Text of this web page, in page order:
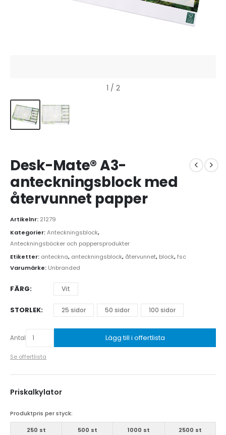
1 / 2
Desk-Mate® A3-
anteckningsblock med
återvunnet papper
Artikelnr: 21279
Kategorier:Anteckningsblock,
Anteckningsböcker och pappersprodukter
Etiketter: anteckna, anteckningsblock, återvunnet, block,fsc
Varumärke: Unbranded
FÄRG Vit
STORLEK 25 sidor 50 sidor 100 sidor
Antal Lägg till i offertlista
Se offertlista
Priskalkylator
Produktpris per styck:
250 st 500 st 1000 st
2500 st